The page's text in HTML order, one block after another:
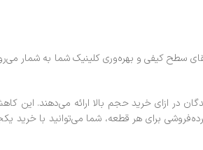
سطح کیفی و بهره‌وری کلینیک شما به شمار
در ازای خرید حجم بالا ارائه می‌دهند. این
برای هر قطعه، شما می‌توانید با خرید